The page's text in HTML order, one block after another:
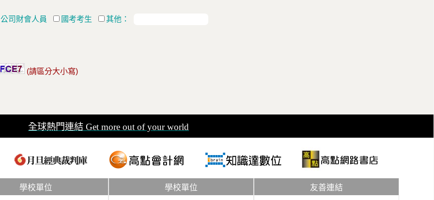
公司財會人員 國考考生 其他：
(請區分大小寫)
全球熱門連結 Get more out of your world
學校單位 學校單位 友善連結